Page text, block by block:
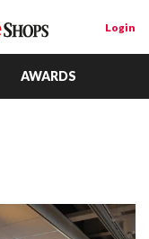
Login
AWARDS